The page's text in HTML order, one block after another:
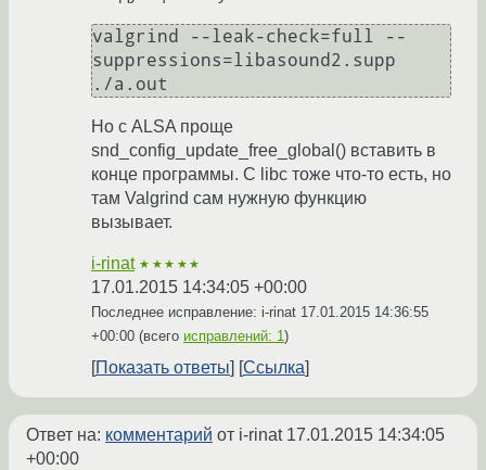
valgrind --leak-check=full --
suppressions=libasound2.supp
./a.out
Но с ALSA проще
snd_config_update_free_global() вставить в
конце программы. С libc тоже что-то есть, но
там Valgrind сам нужную функцию
вызывает.
i-rinat ★★★★★
17.01.2015 14:34:05 +00:00
Последнее исправление: i-rinat 17.01.2015 14:36:55
+00:00 (всего исправлений: 1)
Показать ответы Ссылка
Ответ на: комментарий от i-rinat 17.01.2015 14:34:05
+00:00